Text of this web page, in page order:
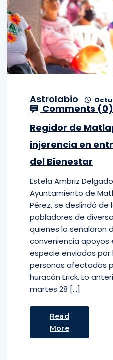
Astrolabio
Comments (0)
Regidor de
injerencia en
del Bienestar
Estela Ambriz
Ayuntamiento de
Pérez, se deslindó de
pobladores de
quienes lo señalaron
conveniencia apoyos
especie enviados por
personas afectadas
huracán Erick. Lo
martes 28 […]
Read
More